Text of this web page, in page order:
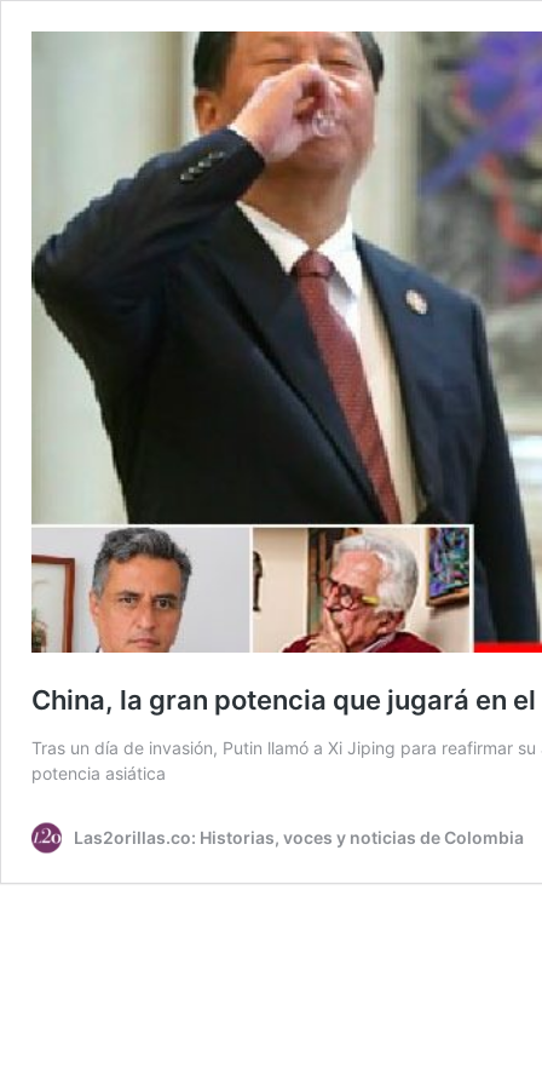
China, la gran potencia que jugará en
Tras un día de invasión, Putin llamó a Xi Jiping para reafirmar
potencia asiática
Las2orillas.co: Historias, voces y noticias de Colombia